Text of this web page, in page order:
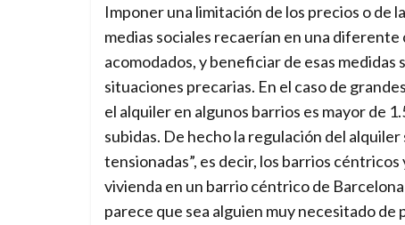
Imponer una limitación de los precios o de
medias sociales recaerían en una
acomodados, y beneficiar de esas
situaciones precarias. En el caso de
el alquiler en algunos barrios es mayor de
subidas. De hecho la regulación del
tensionadas”, es decir, los barrios
vivienda en un barrio céntrico de
parece que sea alguien muy necesitado